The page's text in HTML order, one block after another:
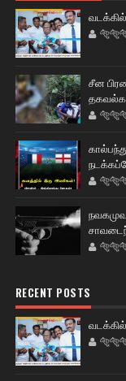
வடக்கில்
சீன
RECENT POSTS
வடக்கில்